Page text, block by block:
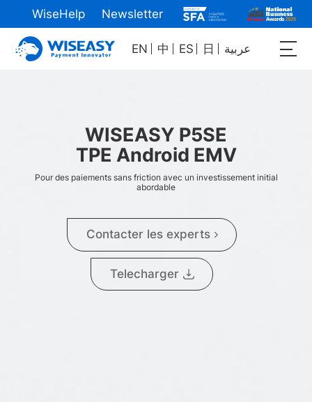
WiseHelp Newsletter
EN 中 ES 日 عربية
WISEASY P5SE
TPE Android EMV
Pour des paiements sans friction avec un investissement initial
abordable
Contacter les experts
Telecharger